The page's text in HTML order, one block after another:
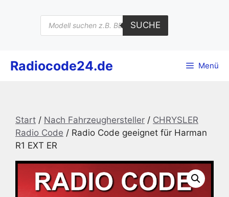
Products
search
SUCHE
Radiocode24.de Menü
Start / Nach Fahrzeughersteller / CHRYSLER
Radio Code / Radio Code geeignet für Harman
R1 EXT ER